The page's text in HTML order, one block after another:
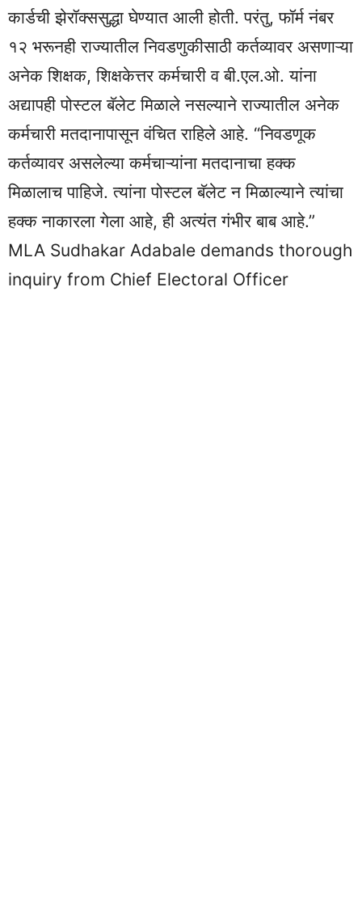
कार्डची झेरॉक्ससुद्धा घेण्यात आली होती. परंतु, फॉर्म नंबर
१२ भरूनही राज्‍यातील निवडणुकीसाठी कर्तव्यावर असणाऱ्या
अनेक शिक्षक, शिक्षकेत्तर कर्मचारी व बी.एल.ओ. यांना
अद्यापही पोस्टल बॅलेट मिळाले नसल्याने राज्‍यातील अनेक
कर्मचारी मतदानापासून वंचित राहिले आहे. “निवडणूक
कर्तव्यावर असलेल्या कर्मचाऱ्यांना मतदानाचा हक्क
मिळालाच पाहिजे. त्यांना पोस्टल बॅलेट न मिळाल्याने त्यांचा
हक्क नाकारला गेला आहे, ही अत्यंत गंभीर बाब आहे.”
MLA Sudhakar Adabale demands thorough
inquiry from Chief Electoral Officer